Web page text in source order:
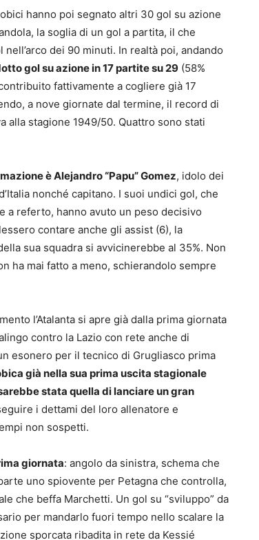
hanno poi segnato altri 30 gol su azione
la soglia di un gol a partita, il che
dei 90 minuti. In realtà poi, andando
gol su azione in 17 partite su 29 (58%
fattivamente a cogliere già 17
a nove giornate dal termine, il record di
alla stagione 1949/50. Quattro sono stati
è Alejandro “Papu” Gomez, idolo dei
nonché capitano. I suoi undici gol, che
a referto, hanno avuto un peso decisivo
contare anche gli assist (6), la
sua squadra si avvicinerebbe al 35%. Non
ha mai fatto a meno, schierandolo sempre
l’Atalanta si apre già dalla prima giornata
contro la Lazio con rete anche di
esonero per il tecnico di Grugliasco prima
già nella sua prima uscita stagionale
stata quella di lanciare un gran
i dettami del loro allenatore e
non sospetti.
giornata: angolo da sinistra, schema che
uno spiovente per Petagna che controlla,
che beffa Marchetti. Un gol su “sviluppo” da
per mandarlo fuori tempo nello scalare la
sporcata ribadita in rete da Kessié